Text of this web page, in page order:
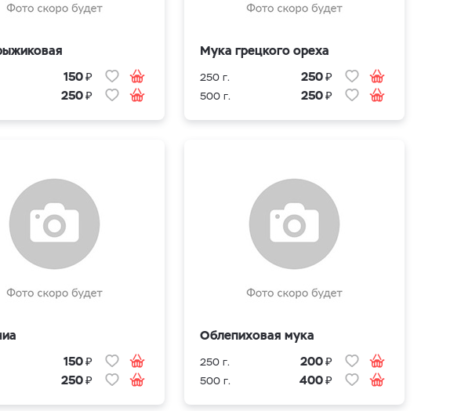
150₽
250₽
Мука грецкого ореха
250 г. 250₽
500 г. 250₽
150₽
250₽
Облепиховая мука
250 г. 200₽
500 г. 400₽